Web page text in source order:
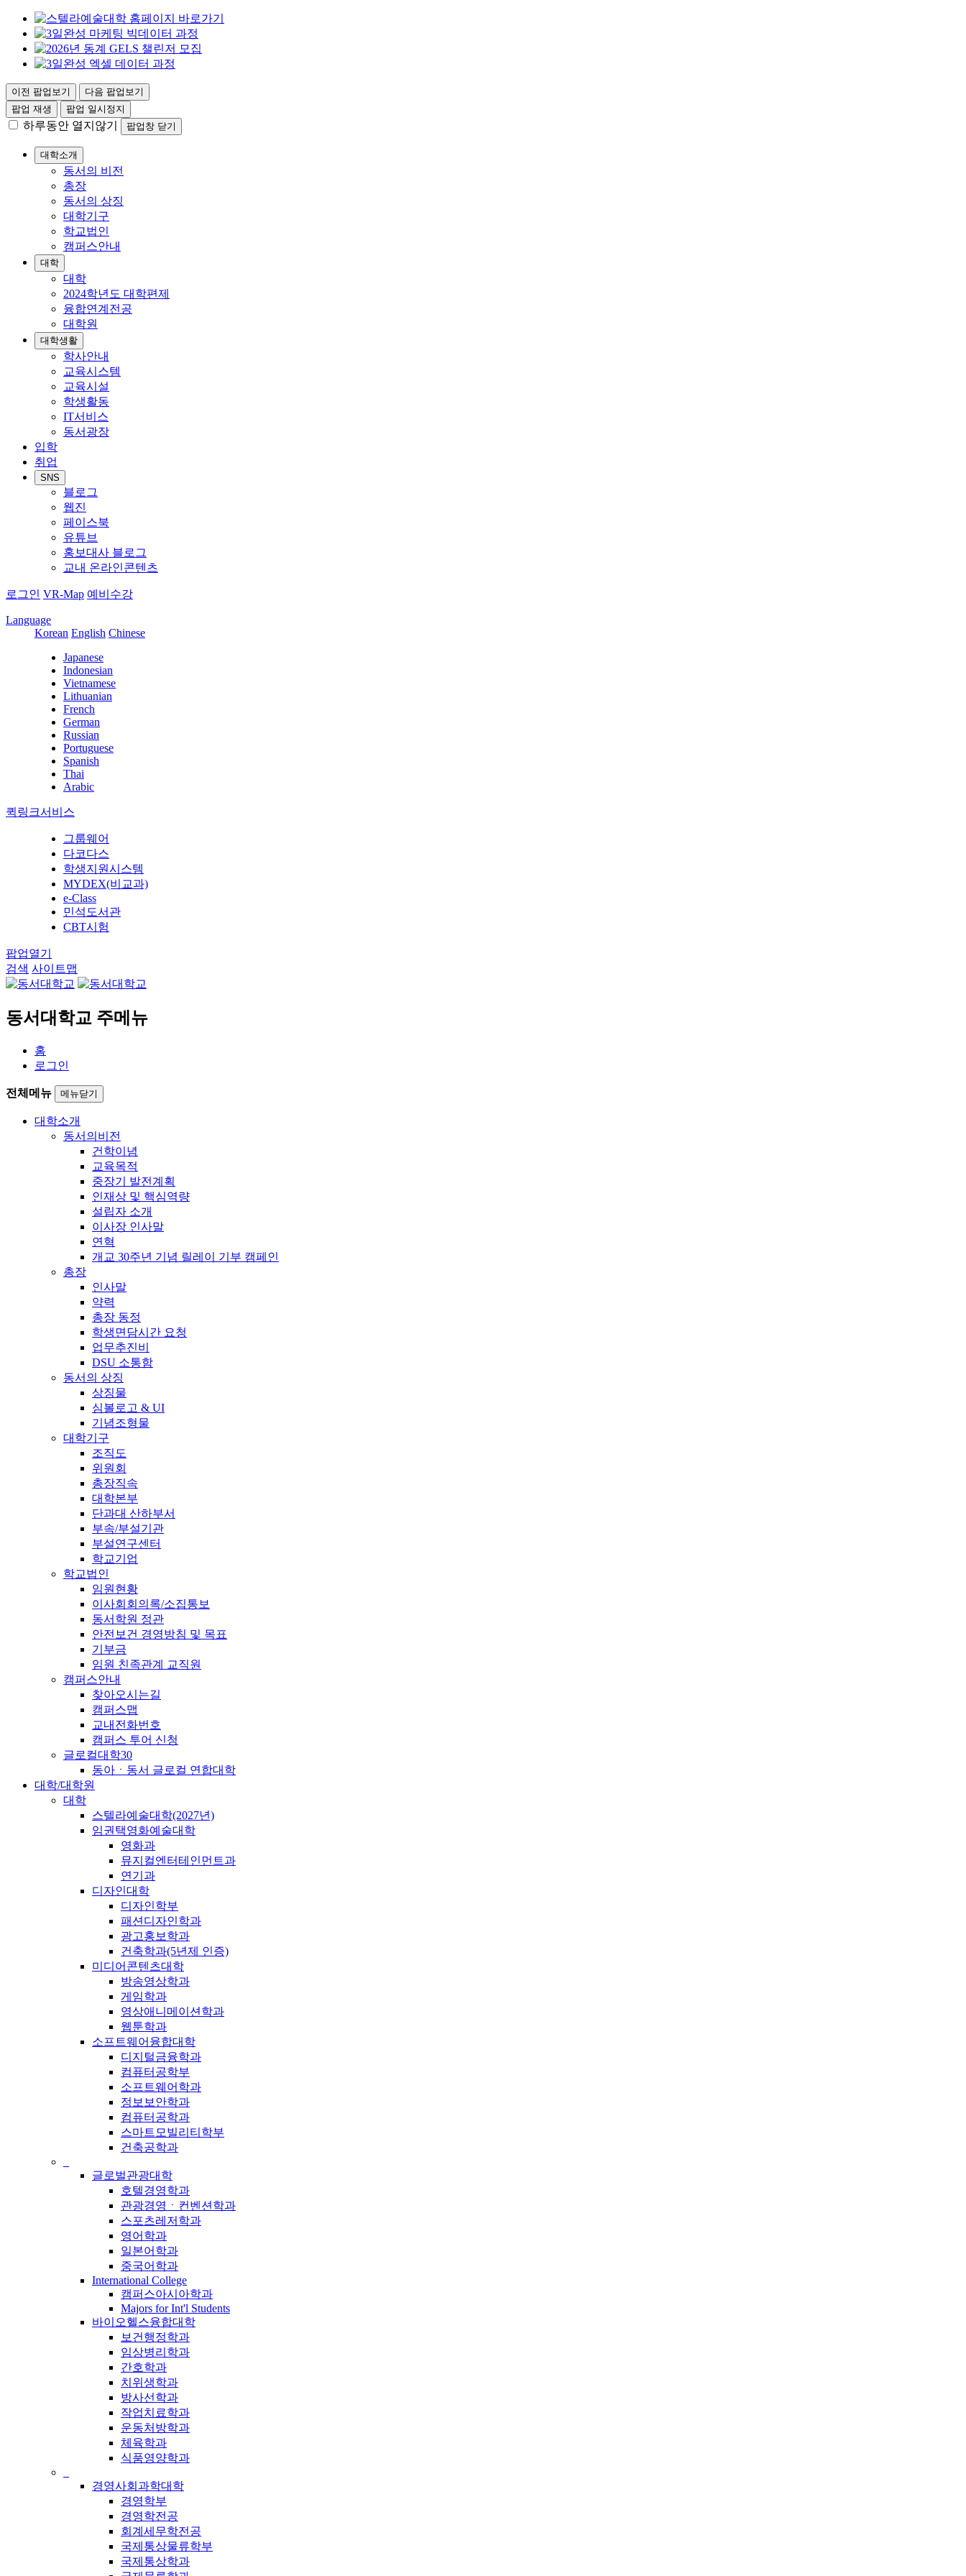
이전 팝업보기
다음 팝업보기
팝업 재생
팝업 일시정지
하루동안 열지않기 팝업창 닫기
대학소개
동서의 비전
총장
동서의 상징
대학기구
학교법인
캠퍼스안내
대학
대학
2024학년도 대학편제
융합연계전공
대학원
대학생활
학사안내
교육시스템
교육시설
학생활동
IT서비스
동서광장
입학
취업
SNS
블로그
웹진
페이스북
유튜브
홍보대사 블로그
교내 온라인콘텐츠
로그인 VR-Map 예비수강
Language
Korean English Chinese
Japanese
Indonesian
Vietnamese
Lithuanian
French
German
Russian
Portuguese
Spanish
Thai
Arabic
퀵링크서비스
그룹웨어
다코다스
학생지원시스템
MYDEX(비교과)
e-Class
민석도서관
CBT시험
팝업열기
검색 사이트맵
동서대학교 주메뉴
홈
로그인
전체메뉴 메뉴닫기
대학소개
동서의비전
건학이념
교육목적
중장기 발전계획
인재상 및 핵심역량
설립자 소개
이사장 인사말
연혁
개교 30주년 기념 릴레이 기부 캠페인
총장
인사말
약력
총장 동정
학생면담시간 요청
업무추진비
DSU 소통함
동서의 상징
상징물
심볼로고 & UI
기념조형물
대학기구
조직도
위원회
총장직속
대학본부
단과대 산하부서
부속/부설기관
부설연구센터
학교기업
학교법인
임원현황
이사회회의록/소집통보
동서학원 정관
안전보건 경영방침 및 목표
기부금
임원 친족관계 교직원
캠퍼스안내
찾아오시는길
캠퍼스맵
교내전화번호
캠퍼스 투어 신청
글로컬대학30
동아ㆍ동서 글로컬 연합대학
대학/대학원
대학
스텔라예술대학(2027년)
임권택영화예술대학
영화과
뮤지컬엔터테인먼트과
연기과
디자인대학
디자인학부
패션디자인학과
광고홍보학과
건축학과(5년제 인증)
미디어콘텐츠대학
방송영상학과
게임학과
영상애니메이션학과
웹툰학과
소프트웨어융합대학
디지털금융학과
컴퓨터공학부
소프트웨어학과
정보보안학과
컴퓨터공학과
스마트모빌리티학부
건축공학과
글로벌관광대학
호텔경영학과
관광경영ㆍ컨벤션학과
스포츠레저학과
영어학과
일본어학과
중국어학과
International College
캠퍼스아시아학과
Majors for Int'l Students
바이오헬스융합대학
보건행정학과
임상병리학과
간호학과
치위생학과
방사선학과
작업치료학과
운동처방학과
체육학과
식품영양학과
경영사회과학대학
경영학부
경영학전공
회계세무학전공
국제통상물류학부
국제통상학과